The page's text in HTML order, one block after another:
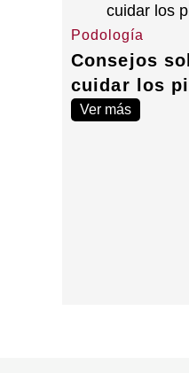
Podología
Consejos
cuidar los
Ver más